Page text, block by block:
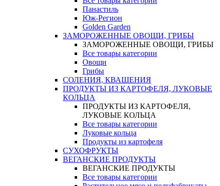
Панастиль
Юж-Регион
Golden Garden
ЗАМОРОЖЕННЫЕ ОВОЩИ, ГРИБЫ
ЗАМОРОЖЕННЫЕ ОВОЩИ, ГРИБЫ
Все товары категории
Овощи
Грибы
СОЛЕНИЯ, КВАШЕНИЯ
ПРОДУКТЫ ИЗ КАРТОФЕЛЯ, ЛУКОВЫЕ
КОЛЬЦА
ПРОДУКТЫ ИЗ КАРТОФЕЛЯ,
ЛУКОВЫЕ КОЛЬЦА
Все товары категории
Луковые кольца
Продукты из картофеля
СУХОФРУКТЫ
ВЕГАНСКИЕ ПРОДУКТЫ
ВЕГАНСКИЕ ПРОДУКТЫ
Все товары категории